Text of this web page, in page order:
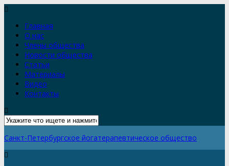
Главная
О нас
Члены общества
Новости общества
Статьи
Материалы
Видео
Контакты
Санкт-Петербургское йогатерапевтическое общество